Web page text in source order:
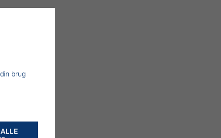
brug